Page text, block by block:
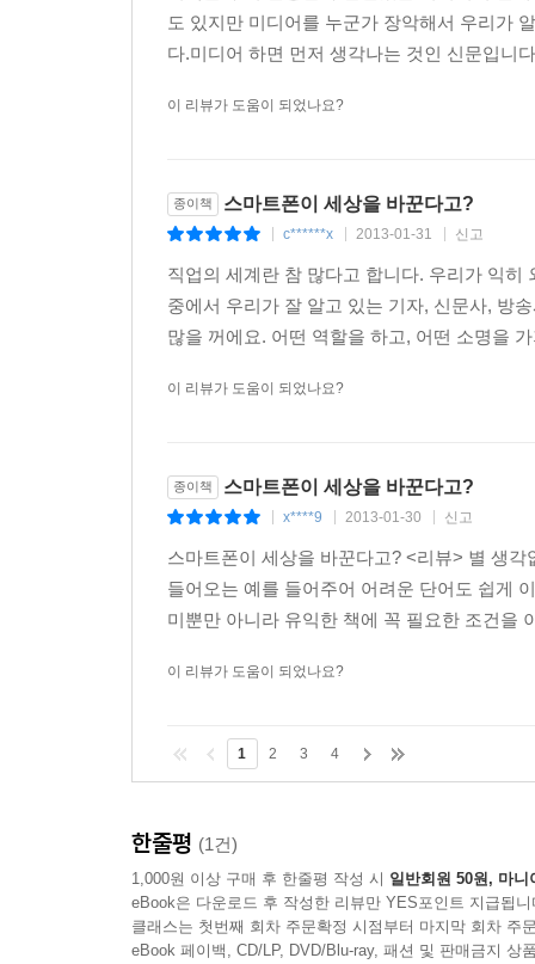
도 있지만 미디어를 누군가 장악해서 우리가
다.미디어 하면 먼저 생각나는 것인 신문입니
이 리뷰가 도움이 되었나요?
종이책 스마트폰이 세상을 바꾼다고?
c******x 2013-01-31 신고
직업의 세계란 참 많다고 합니다. 우리가 익
중에서 우리가 잘 알고 있는 기자, 신문사, 방
많을 꺼에요. 어떤 역할을 하고, 어떤 소명을
이 리뷰가 도움이 되었나요?
종이책 스마트폰이 세상을 바꾼다고?
x****9 2013-01-30 신고
스마트폰이 세상을 바꾼다고? <리뷰> 별 생
들어오는 예를 들어주어 어려운 단어도 쉽게
미뿐만 아니라 유익한 책에 꼭 필요한 조건을
이 리뷰가 도움이 되었나요?
1 2 3 4
한줄평 (1건)
1,000원 이상 구매 후 한줄평 작성 시 일반회원 50원, 마니
eBook은 다운로드 후 작성한 리뷰만 YES포인트 지급됩니
클래스는 첫번째 회차 주문확정 시점부터 마지막 회차 주
eBook 페이백, CD/LP, DVD/Blu-ray, 패션 및 판매금지 상